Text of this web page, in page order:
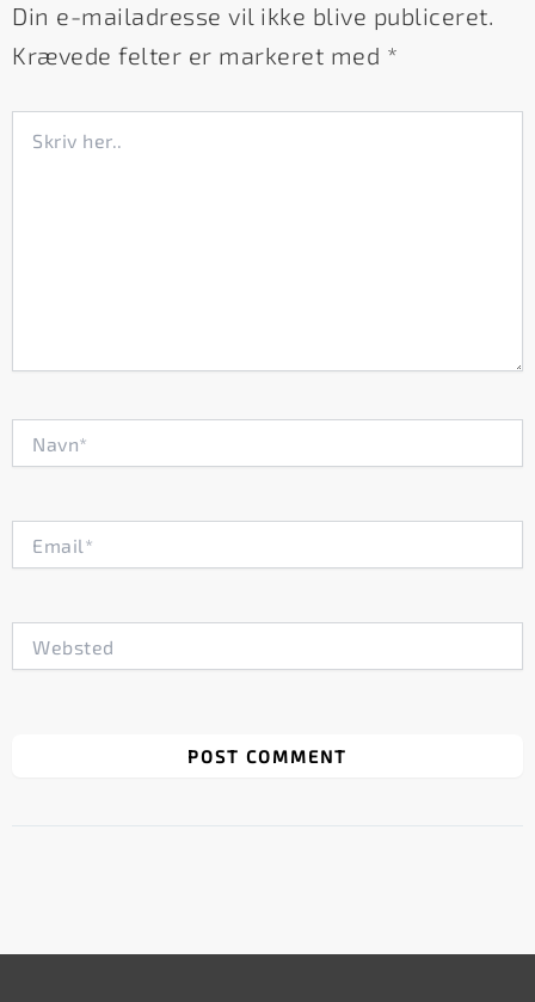
Din e-mailadresse vil ikke blive publiceret.
Krævede felter er markeret med *
her..